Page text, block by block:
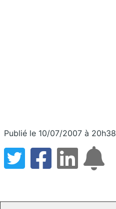
Publié le 10/07/2007 à 20h38